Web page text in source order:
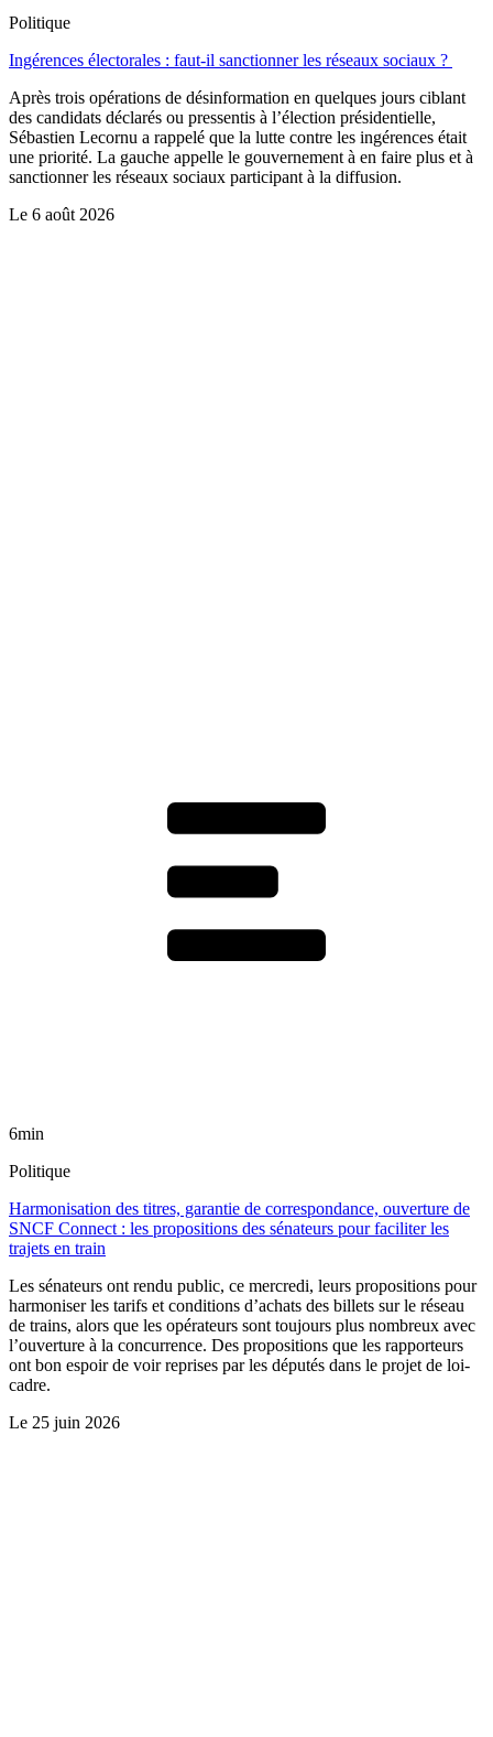
Politique
Ingérences électorales : faut-il sanctionner les réseaux sociaux ?
Après trois opérations de désinformation en quelques jours ciblant
des candidats déclarés ou pressentis à l’élection présidentielle,
Sébastien Lecornu a rappelé que la lutte contre les ingérences était
une priorité. La gauche appelle le gouvernement à en faire plus et à
sanctionner les réseaux sociaux participant à la diffusion.
Le 6 août 2026
6min
Politique
Harmonisation des titres, garantie de correspondance, ouverture de
SNCF Connect : les propositions des sénateurs pour faciliter les
trajets en train
Les sénateurs ont rendu public, ce mercredi, leurs propositions pour
harmoniser les tarifs et conditions d’achats des billets sur le réseau
de trains, alors que les opérateurs sont toujours plus nombreux avec
l’ouverture à la concurrence. Des propositions que les rapporteurs
ont bon espoir de voir reprises par les députés dans le projet de loi-
cadre.
Le 25 juin 2026